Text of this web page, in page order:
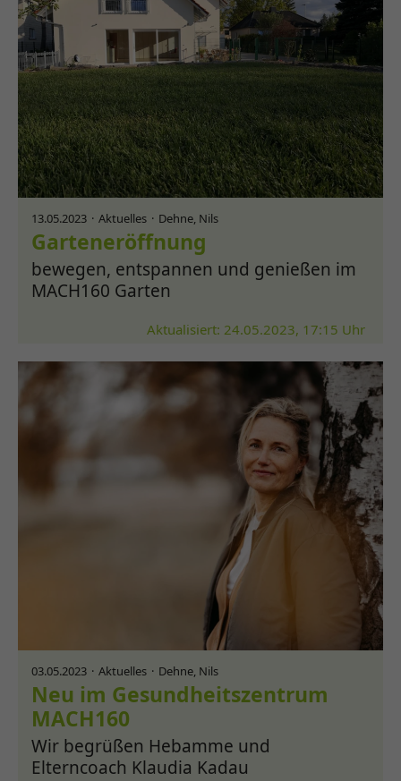
13.05.2023 Aktuelles Dehne, Nils
Garteneröffnung
bewegen, entspannen und genießen im
MACH160 Garten
Aktualisiert: 24.05.2023, 17:15 Uhr
03.05.2023 Aktuelles Dehne, Nils
Neu im Gesundheitszentrum
MACH160
Wir begrüßen Hebamme und
Elterncoach Klaudia Kadau